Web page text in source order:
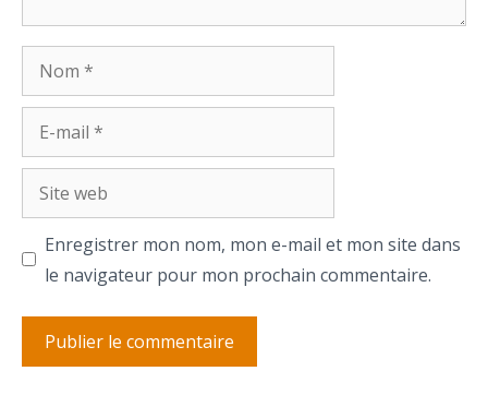
Nom
mail
Site
web
Enregistrer mon nom, mon e-mail et mon site dans
le navigateur pour mon prochain commentaire.